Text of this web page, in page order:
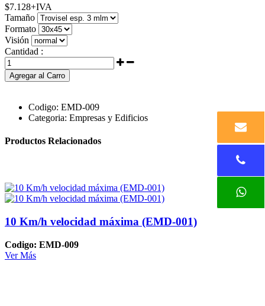
$7.128+IVA
Tamaño
Formato
Visión
Cantidad :
Agregar al Carro
Codigo: EMD-009
Categoria: Empresas y Edificios
Productos Relacionados
10 Km/h velocidad máxima (EMD-001)
Codigo: EMD-009
Ver Más